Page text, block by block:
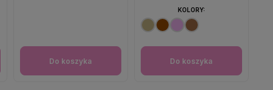
Do koszyka Do koszyka
KOLORY: